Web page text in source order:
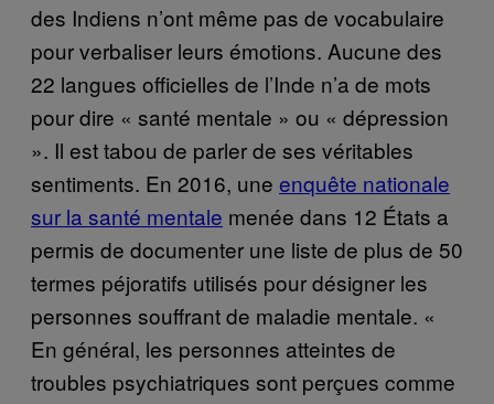
des Indiens n’ont même pas de vocabulaire
pour verbaliser leurs émotions. Aucune des
22 langues officielles de l’Inde n’a de mots
pour dire « santé mentale » ou « dépression
». Il est tabou de parler de ses véritables
sentiments. En 2016, une enquête nationale
sur la santé mentale menée dans 12 États a
permis de documenter une liste de plus de 50
termes péjoratifs utilisés pour désigner les
personnes souffrant de maladie mentale. «
En général, les personnes atteintes de
troubles psychiatriques sont perçues comme